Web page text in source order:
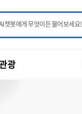
챗봇에게 무엇이든 물어보세요!
광